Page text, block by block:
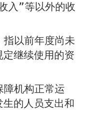
入”等以外的收
指以前年度尚未
继续使用的资
障机构正常运
的人员支出和